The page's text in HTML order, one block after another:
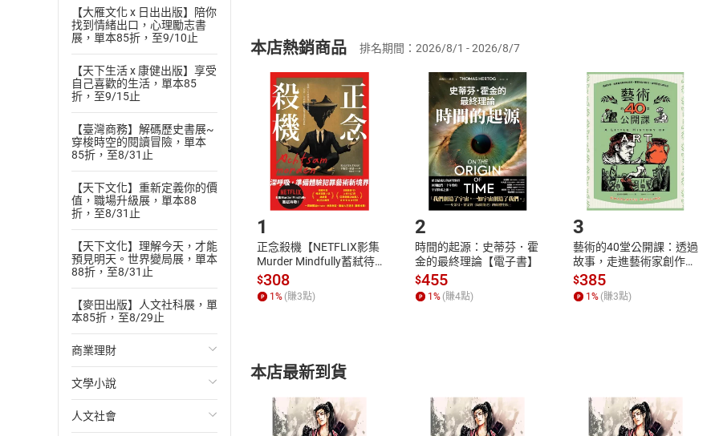
【大雁文化 x 日出出版】陪你
找到情緒出口，心理勵志書
展，單本85折，至9/10止
【天下生活 x 康健出版】享受
自己喜歡的生活，單本85
折，至9/15止
【臺灣商務】解碼歷史書展~
穿梭時空的閱讀冒險，單本
85折，至8/31止
【天下文化】重新定義你的價
值，職場升級展，單本88
折，至8/31止
【天下文化】理解今天，才能
預見明天。世界變局展，單本
88折，至8/31止
【麥田出版】人文社科展，單
本85折，至8/29止
商業理財
投資理財
經濟/趨勢
文學小說
歐美文學
人文社會
(二)消費者訂購本店鋪之商品即代表知悉本店鋪所銷售之商品為電子書，
且已下載/存取電子書，不得請求退貨退款。
退貨方式：您欲取消訂單或辦理退貨時，請登入樂天市場，並於「我的訂單
貨」，本店鋪將依您的申請進行審核，待審核通過後將為您辦理退款事宜。
請注意，樂天市場須以整筆訂單為單位進行取消/退貨，恕無法以單支商品取
挑選商品
Choose
放入購物車
Shopping cart
登入帳號
Login
購書後，如何開始使用？
Step1.選擇閱讀載具 Step2.登入
本店熱銷商品 排名期間：2026/8/1 - 2026/8/7
1
正念殺機【NETFLIX影集
Murder Mindfully蓄弒待
發】【電子書】
$308
1 % (賺3點)
2
時間的起源：史蒂芬．霍
金的最終理論【電子書】
$455
1 % (賺4點)
3
藝術的40堂公開課：透過
故事，走進藝術家創作現
場，看藝術如何誕生、如
何形塑人類生活【電子
書】
$385
1 % (賺3點)
本店最新到貨